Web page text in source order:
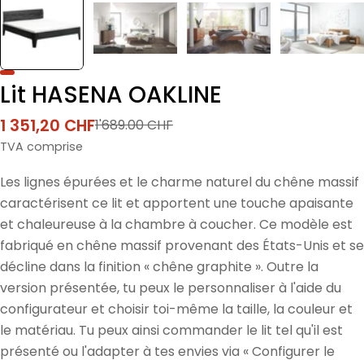
Lit HASENA OAKLINE
Prix
de
1 351,20 CHF
Prix
habituel
1'689.00 CHF
TVA comprise
Les lignes épurées et le charme naturel du chêne massif
caractérisent ce lit et apportent une touche apaisante
et chaleureuse à la chambre à coucher. Ce modèle est
fabriqué en chêne massif provenant des États-Unis et se
décline dans la finition « chêne graphite ». Outre la
version présentée, tu peux le personnaliser à l'aide du
configurateur et choisir toi-même la taille, la couleur et
le matériau. Tu peux ainsi commander le lit tel qu'il est
présenté ou l'adapter à tes envies via « Configurer le